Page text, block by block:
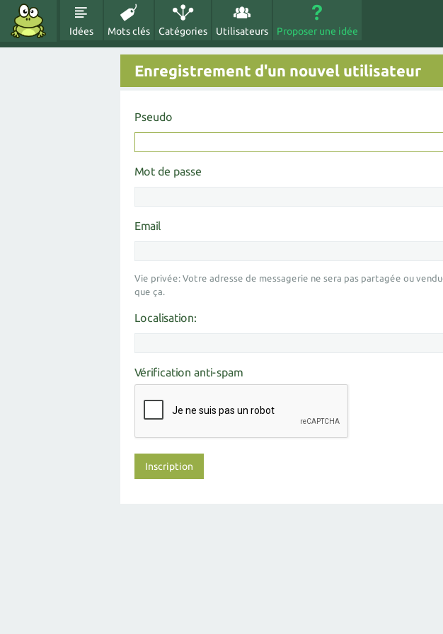
Idées Mots clés Catégories Utilisateurs Proposer une idée
Enregistrement d'un nouvel utilisateur
Pseudo
Mot de passe
Email
Vie privée: Votre adresse de messagerie ne sera pas partagée ou
que ça.
Localisation:
Vérification anti-spam